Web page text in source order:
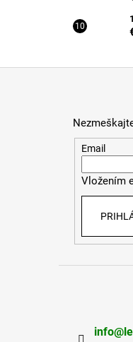
Email
Vložením
info@